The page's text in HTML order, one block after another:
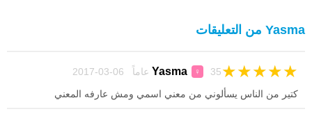
Yasma من التعليقات
Yasma ♀ 35 عاماً 06-03-2017 ★
★
★
★
★
كتير من الناس يسألوني من معني اسمي ومش عارفه المعني